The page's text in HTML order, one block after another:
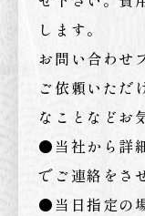
します。
お問い合わせ
ご依頼いただ
なことなどお
●当社から詳
でご連絡をさ
●当日指定の